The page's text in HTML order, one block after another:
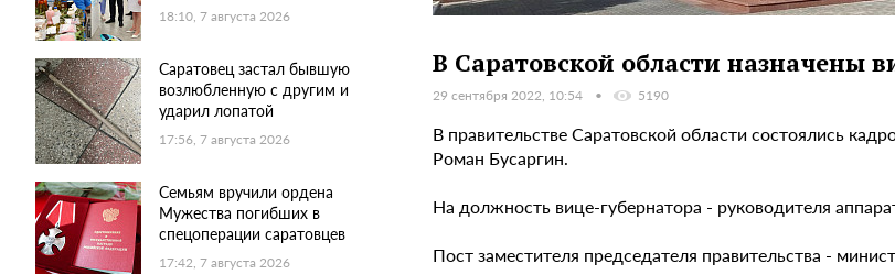
18:10, 7 августа 2026
Саратовец застал бывшую
возлюбленную с другим и
ударил лопатой
17:56, 7 августа 2026
Семьям вручили ордена
Мужества погибших в
спецоперации саратовцев
17:42, 7 августа 2026
В Саратовской области назначены
29 сентября 2022, 10:54 5190
В правительстве Саратовской области состоялись
Роман Бусаргин.
На должность вице-губернатора - руководителя
Пост заместителя председателя правительства -